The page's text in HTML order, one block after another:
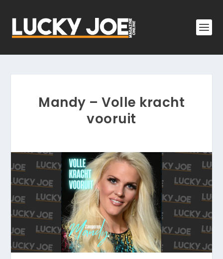
Mandy – Volle kracht
vooruit